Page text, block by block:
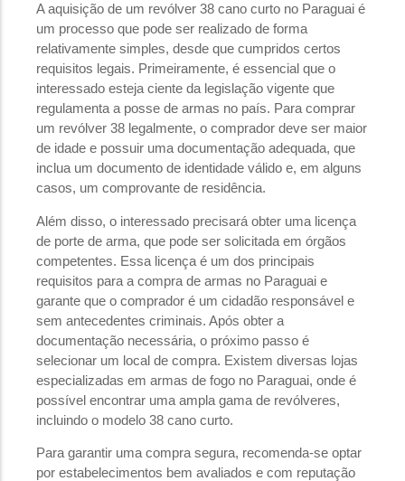
A aquisição de um revólver 38 cano curto no Paraguai é
um processo que pode ser realizado de forma
relativamente simples, desde que cumpridos certos
requisitos legais. Primeiramente, é essencial que o
interessado esteja ciente da legislação vigente que
regulamenta a posse de armas no país. Para comprar
um revólver 38 legalmente, o comprador deve ser maior
de idade e possuir uma documentação adequada, que
inclua um documento de identidade válido e, em alguns
casos, um comprovante de residência.
Além disso, o interessado precisará obter uma licença
de porte de arma, que pode ser solicitada em órgãos
competentes. Essa licença é um dos principais
requisitos para a compra de armas no Paraguai e
garante que o comprador é um cidadão responsável e
sem antecedentes criminais. Após obter a
documentação necessária, o próximo passo é
selecionar um local de compra. Existem diversas lojas
especializadas em armas de fogo no Paraguai, onde é
possível encontrar uma ampla gama de revólveres,
incluindo o modelo 38 cano curto.
Para garantir uma compra segura, recomenda-se optar
por estabelecimentos bem avaliados e com reputação